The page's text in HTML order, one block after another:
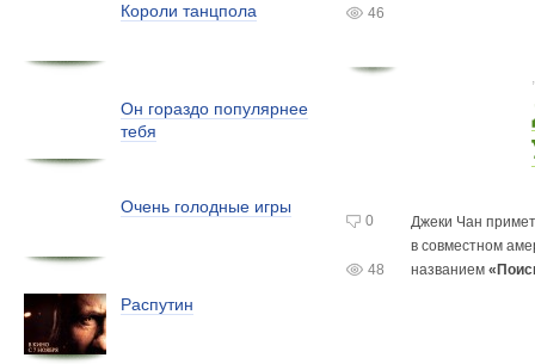
Короли танцпола
Он гораздо популярнее
тебя
Очень голодные игры
Распутин
46
0
48
Джеки Чан
в совместном
названием